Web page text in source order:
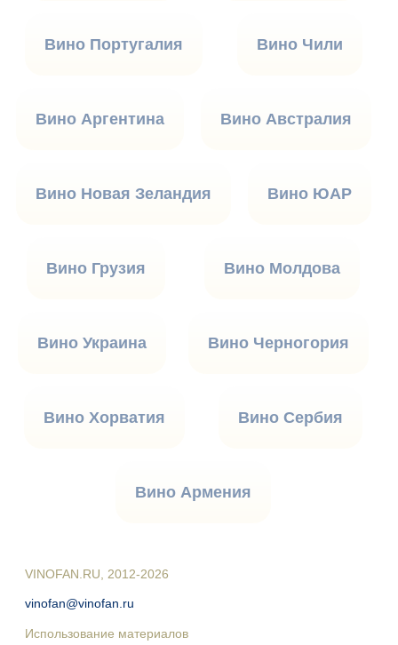
Вино Португалия Вино Чили
Вино Аргентина Вино Австралия
Вино Новая Зеландия Вино ЮАР
Вино Грузия Вино Молдова
Вино Украина Вино Черногория
Вино Хорватия Вино Сербия
Вино Армения
VINOFAN.RU, 2012-2026
vinofan@vinofan.ru
Использование материалов